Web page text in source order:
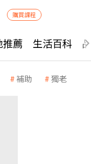
購買課程
推薦 生活百科
補助 獨老